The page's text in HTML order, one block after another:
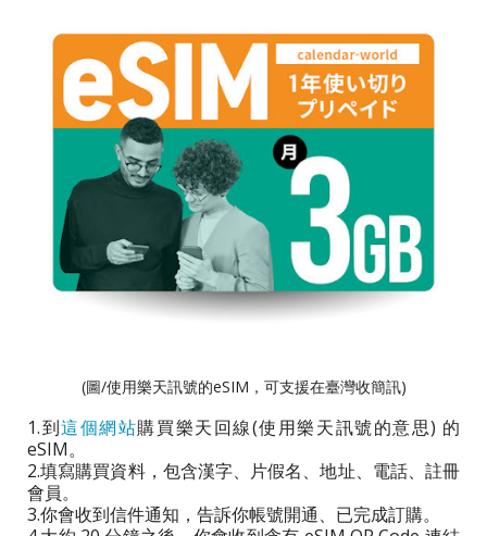
(圖/使用樂天訊號的eSIM，可支援在臺灣收簡訊)
1.到這個網站購買樂天回線(使用樂天訊號的意思) 的
eSIM。
2.填寫購買資料，包含漢字、片假名、地址、電話、註冊
會員。
3.你會收到信件通知，告訴你帳號開通、已完成訂購。